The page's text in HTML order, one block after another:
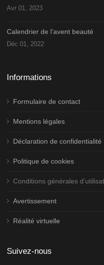
Avr 01, 2023
Calendrier de l’avent beauté
Déc 01, 2022
Informations
Formulaire de contact
Mentions légales
Déclaration de confidentialité
Politique de cookies
Conditions générales
Avertissement
Réalité virtuelle
Suivez-nous